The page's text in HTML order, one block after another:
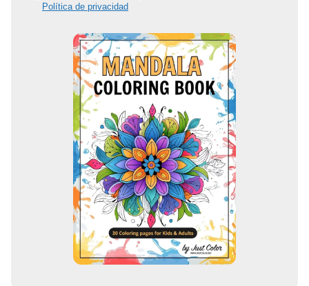
Política de privacidad